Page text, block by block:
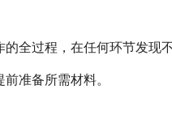
全过程，在任何环节发现
准备所需材料。